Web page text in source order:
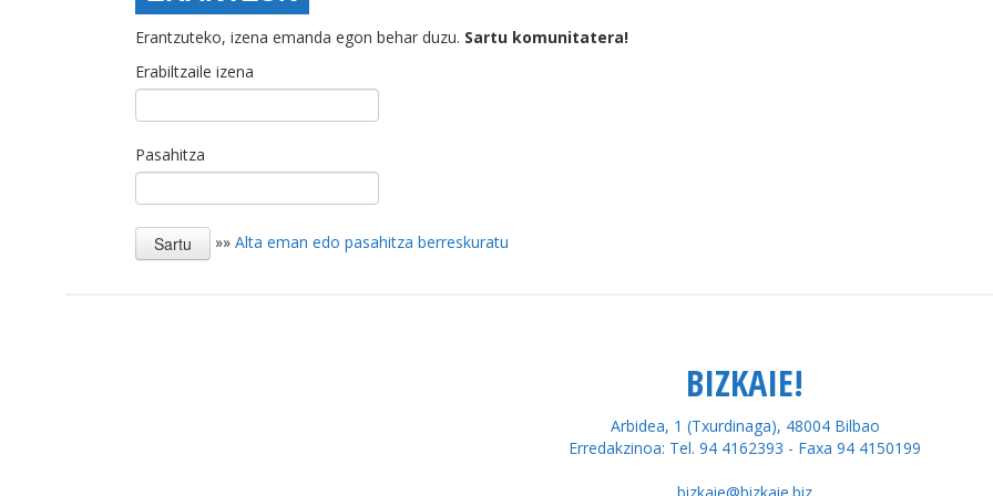
Erantzuteko, izena emanda egon behar duzu. Sartu komunitatera!
Erabiltzaile izena
Pasahitza
»» Alta eman edo pasahitza berreskuratu
BIZKAIE!
Arbidea, 1 (Txurdinaga), 48004 Bilbao
Erredakzinoa: Tel. 94 4162393 - Faxa 94 4150199